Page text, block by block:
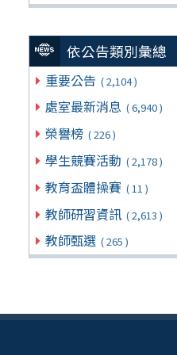
依公告類別彙總
重要公告 ( 2,104 )
處室最新消息 ( 6,940 )
榮譽榜 ( 226 )
學生競賽活動 ( 2,178 )
教育盃體操賽 ( 11 )
教師研習資訊 ( 2,613 )
教師甄選 ( 265 )